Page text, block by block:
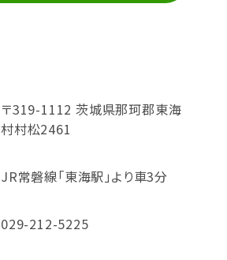
〒319-1112 茨城県那珂郡東海
村村松2461
JR常磐線「東海駅」より車3分
029-212-5225